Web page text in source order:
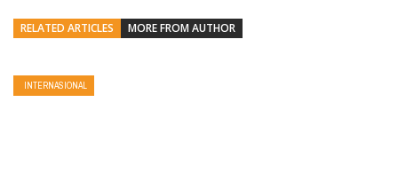
RELATED ARTICLES MORE FROM AUTHOR
INTERNASIONAL